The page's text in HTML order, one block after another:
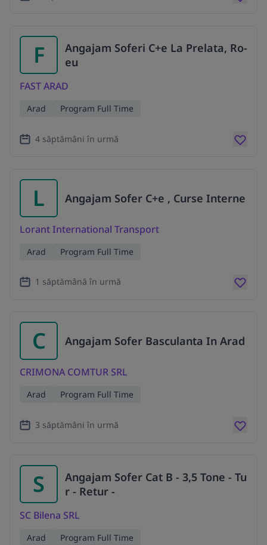
F
Angajam Soferi C+e La Prelata, Ro-
eu
FAST ARAD
Arad Program Full Time
4 săptămâni în urmă
L Angajam Sofer C+e , Curse Interne
Lorant International Transport
Arad Program Full Time
1 săptămână în urmă
C Angajam Sofer Basculanta In Arad
CRIMONA COMTUR SRL
Arad Program Full Time
3 săptămâni în urmă
S
Angajam Sofer Cat B - 3,5 Tone - Tu
r - Retur -
SC Bilena SRL
Arad Program Full Time